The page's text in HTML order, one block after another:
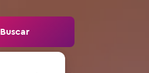
Buscar